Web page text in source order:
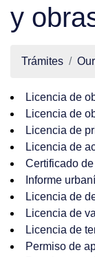
y
Trámites
Licencia de
Licencia de
Licencia de
Licencia de
Certificado
Informe
Licencia de
Licencia de
Licencia de
Permiso de